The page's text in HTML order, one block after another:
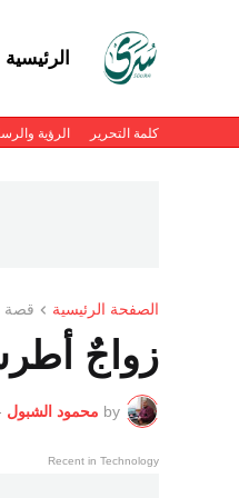
الرئيسية
كلمة التحرير الرؤية
الصفحة الرئيسية قصة
زواجٌ
by محمود الشبول
Recent in Technology